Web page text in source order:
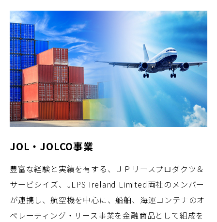
JOL・JOLCO事業
豊富な経験と実績を有する、ＪＰリースプロダクツ＆
サービシイズ、JLPS Ireland Limited両社のメンバー
が連携し、航空機を中心に、船舶、海運コンテナのオ
ペレーティング・リース事業を金融商品として組成を